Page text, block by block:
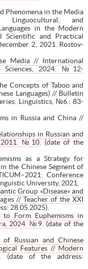
Phenomena in the Media
Linguocultural, and
in the Modern
Scientific and Practical
2, 2021. Rostov-
Media // International
Sciences, 2024. №12-
Concepts of Taboo and
Languages) // Bulletin
Linguistics, №6.: 83-
in Russia and China //
in Russian and
2011. №10. (date of the
as a Strategy for
the Chinese Segment of
Conference
University, 2021.
Group «Disease» and
// Teacher of the XXI
28.05.2025).
Form Euphemisms in
2024. №9 . (date of the
Russian and Chinese
Features // Modern
. (date of the address: